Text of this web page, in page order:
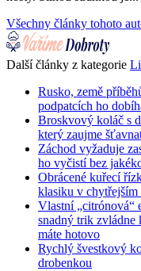
Všechny články tohoto
Další články z kategorie
Rusko, země
podpatcích ho
Broskvový koláč s
který zaujme
Záchod vyžaduje
ho vyčistí bez
Obrácené kuřecí
klasiku v chytřejším
Vlastní „citrónová“
snadný trik
máte hotovo
Rychlý švestkový
drobenkou